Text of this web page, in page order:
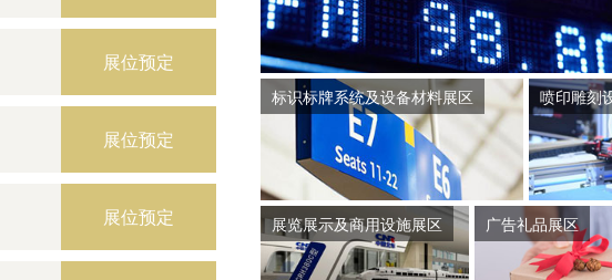
展位预定
展位预定
展位预定
标识标牌系统及设备材料展区 喷印雕刻
展览展示及商用设施展区 广告礼品展区